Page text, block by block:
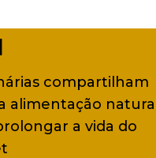
a partir de R$ 17
Calcanhotto retoma
infantil para show
compartilham
alimentação natural
a vida do